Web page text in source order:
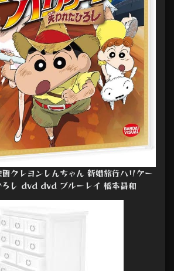
クレヨンしんちゃん 新婚旅行ハリケー
ろし dvd dvd ブルーレイ 橋本昌和